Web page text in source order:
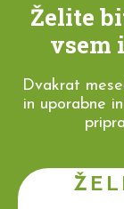
Želite
vsem
Dvakrat
in uporabne